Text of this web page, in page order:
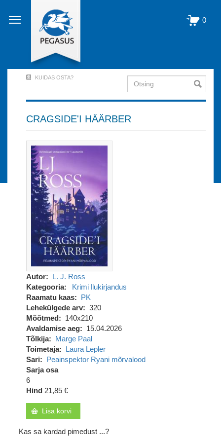
edasi
põhisisu
0
Account
Menu
out)
KUIDAS OSTA? Otsing
CRAGSIDE'I HÄÄRBER
Autor
L. J. Ross
Kategooria
Krimi Ilukirjandus
Raamatu kaas
PK
Lehekülgede arv
320
Mõõtmed
140x210
Avaldamise aeg
15.04.2026
Tõlkija
Marge Paal
Toimetaja
Laura Lepler
Sari
Peainspektor Ryani mõrvalood
Sarja osa
6
Hind 21,85 €
Lisa korvi
Kas sa kardad pimedust ...?